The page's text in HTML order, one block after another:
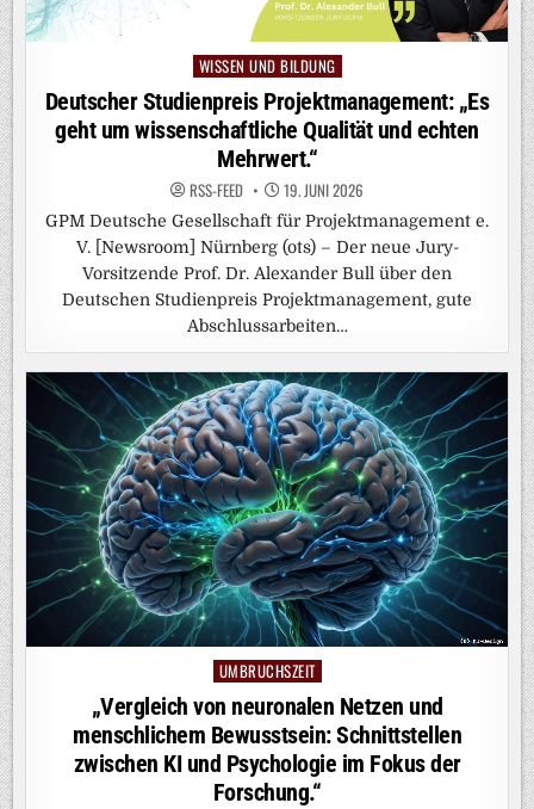
Posted
WISSEN UND BILDUNG
Deutscher Studienpreis Projektmanagement: „Es
geht um wissenschaftliche Qualität und echten
Mehrwert.“
RSS-FEED 19. JUNI 2026
GPM Deutsche Gesellschaft für Projektmanagement e.
V. [Newsroom] Nürnberg (ots) – Der neue Jury-
Vorsitzende Prof. Dr. Alexander Bull über den
Deutschen Studienpreis Projektmanagement, gute
Abschlussarbeiten…
Posted
UMBRUCHSZEIT
„Vergleich von neuronalen Netzen und
menschlichem Bewusstsein: Schnittstellen
zwischen KI und Psychologie im Fokus der
Forschung.“